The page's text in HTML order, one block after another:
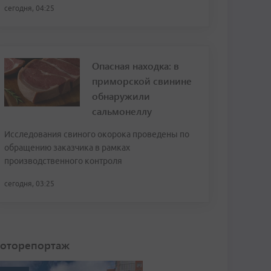
сегодня, 04:25
Опасная находка: в
приморской свинине
обнаружили
сальмонеллу
Исследования свиного окорока проведены по
обращению заказчика в рамках
производственного контроля
сегодня, 03:25